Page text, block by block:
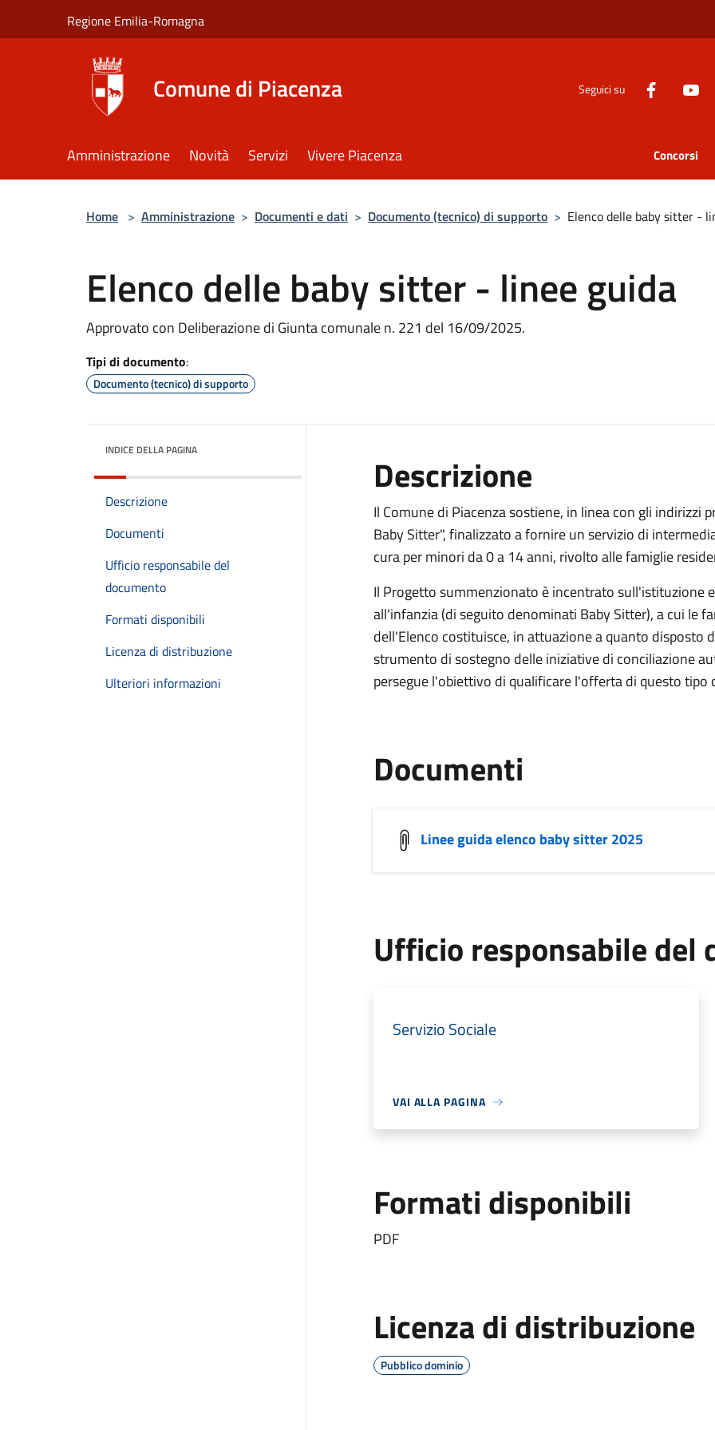
Regione Emilia-Romagna
Comune di Piacenza Seguici su
Amministrazione Novità Servizi Vivere Piacenza Concorsi
Home > Amministrazione > Documenti e dati > Documento (tecnico) di supporto > Elenco delle baby sitter -
Elenco delle baby sitter - linee guida
Approvato con Deliberazione di Giunta comunale n. 221 del 16/09/2025.
Tipi di documento:
Documento (tecnico) di supporto
INDICE DELLA PAGINA
Descrizione
Documenti
Ufficio responsabile del
documento
Formati disponibili
Licenza di distribuzione
Ulteriori informazioni
Descrizione
Il Comune di Piacenza sostiene, in linea con gli indirizzi
Baby Sitter", finalizzato a fornire un servizio di
cura per minori da 0 a 14 anni, rivolto alle famiglie
Il Progetto summenzionato è incentrato sull'istituzione
all'infanzia (di seguito denominati Baby Sitter), a cui le
dell'Elenco costituisce, in attuazione a quanto disposto
strumento di sostegno delle iniziative di conciliazione
persegue l'obiettivo di qualificare l'offerta di questo tipo
Documenti
Linee guida elenco baby sitter 2025
Ufficio responsabile del
Servizio Sociale
VAI ALLA PAGINA
Formati disponibili
PDF
Licenza di distribuzione
Pubblico dominio